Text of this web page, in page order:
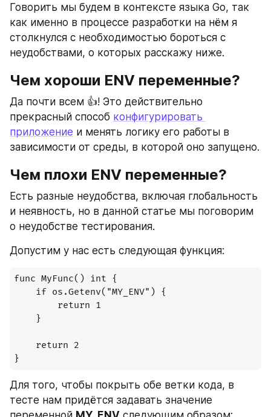
Говорить мы будем в контексте языка Go, так
как именно в процессе разработки на нём я
столкнулся с необходимостью бороться с
неудобствами, о которых расскажу ниже.
Чем хороши ENV переменные?
Да почти всем 👍! Это действительно
прекрасный способ конфигурировать
приложение и менять логику его работы в
зависимости от среды, в которой оно запущено.
Чем плохи ENV переменные?
Есть разные неудобства, включая глобальность
и неявность, но в данной статье мы поговорим
о неудобстве тестирования.
Допустим у нас есть следующая функция:
func MyFunc() int {
    if os.Getenv("MY_ENV") {
        return 1
    }
    return 2
}
Для того, чтобы покрыть обе ветки кода, в
тесте нам придётся задавать значение